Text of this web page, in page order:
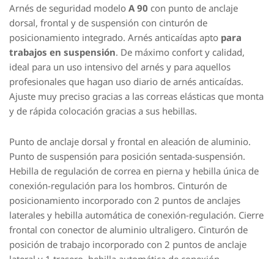
Arnés de seguridad modelo A 90 con punto de anclaje
dorsal, frontal y de suspensión con cinturón de
posicionamiento integrado. Arnés anticaídas apto para
trabajos en suspensión. De máximo confort y calidad,
ideal para un uso intensivo del arnés y para aquellos
profesionales que hagan uso diario de arnés anticaídas.
Ajuste muy preciso gracias a las correas elásticas que monta
y de rápida colocación gracias a sus hebillas.
Punto de anclaje dorsal y frontal en aleación de aluminio.
Punto de suspensión para posición sentada-suspensión.
Hebilla de regulación de correa en pierna y hebilla única de
conexión-regulación para los hombros. Cinturón de
posicionamiento incorporado con 2 puntos de anclajes
laterales y hebilla automática de conexión-regulación. Cierre
frontal con conector de aluminio ultraligero. Cinturón de
posición de trabajo incorporado con 2 puntos de anclaje